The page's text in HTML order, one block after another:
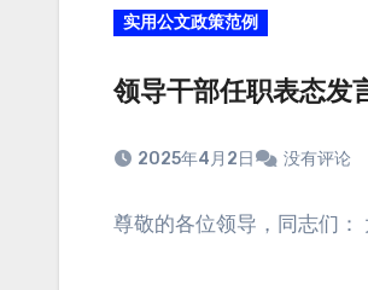
实用公文政策范例
领导干部任职表态发
2025年4月2日 没有评论
尊敬的各位领导，同志们